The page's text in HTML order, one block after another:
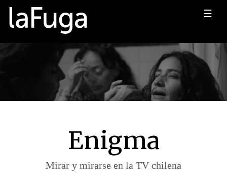
☰
Enigma
Mirar y mirarse en la TV chilena